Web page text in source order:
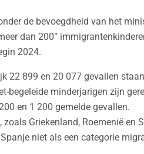
de bevoegdheid van het
dan 200”
2024.
22 899 en 20 077 gevallen
begeleide minderjarigen zijn
en 1 200 gemelde gevallen.
zoals Griekenland, Roemenië
niet als een categorie